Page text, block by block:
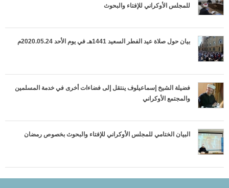
للمجلس الأوكراني للإفتاء والبحوث
بيان حول صلاة عيد الفطر السعيد 1441هـ في يوم الأحد 2020.05.24م
فضيلة الشيخ إسماعيلوف ينتقل إلى فضاءات أخرى في خدمة المسلمين
والمجتمع الأوكراني
البيان الختامي للمجلس الأوكراني للإفتاء والبحوث بخصوص رمضان